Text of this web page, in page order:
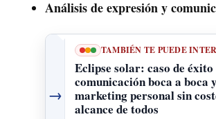
Análisis de expresión y
→
TAMBIÉN TE PUEDE
Eclipse solar: caso de éxito
comunicación boca a boca
marketing personal sin
alcance de todos